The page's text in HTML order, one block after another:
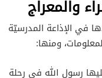
والمعراج
في الإذاعة المدرسيّة
ومنها:
رسول الله في رحلة